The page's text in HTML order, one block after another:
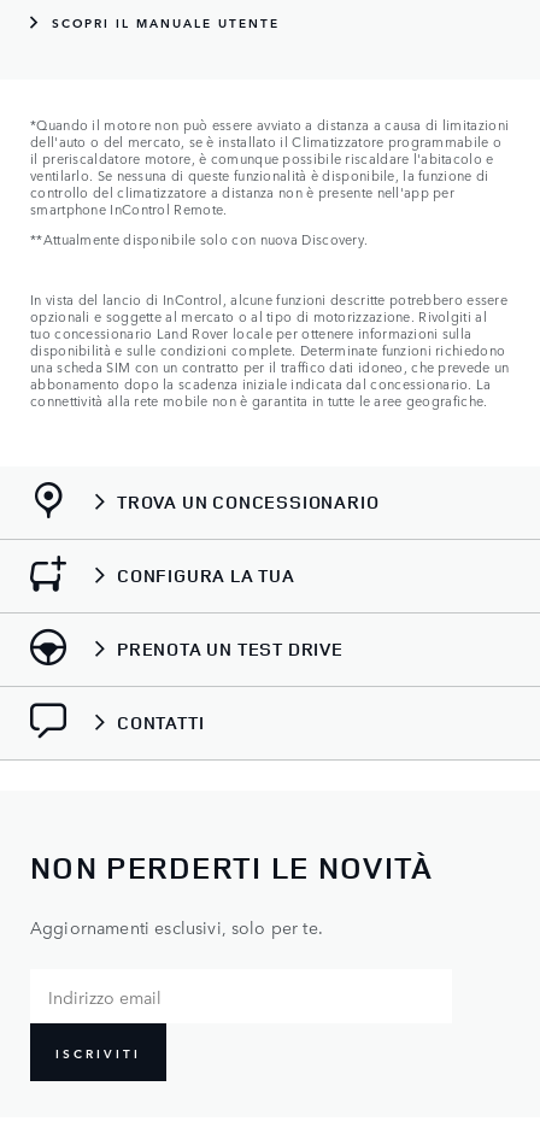
SCOPRI IL MANUALE UTENTE
*Quando il motore non può essere avviato a distanza a causa di limitazioni
dell'auto o del mercato, se è installato il Climatizzatore programmabile o
il preriscaldatore motore, è comunque possibile riscaldare l'abitacolo e
ventilarlo. Se nessuna di queste funzionalità è disponibile, la funzione di
controllo del climatizzatore a distanza non è presente nell'app per
smartphone InControl Remote.
**Attualmente disponibile solo con nuova Discovery.
In vista del lancio di InControl, alcune funzioni descritte potrebbero essere
opzionali e soggette al mercato o al tipo di motorizzazione. Rivolgiti al
tuo concessionario Land Rover locale per ottenere informazioni sulla
disponibilità e sulle condizioni complete. Determinate funzioni richiedono
una scheda SIM con un contratto per il traffico dati idoneo, che prevede un
abbonamento dopo la scadenza iniziale indicata dal concessionario. La
connettività alla rete mobile non è garantita in tutte le aree geografiche.
TROVA UN CONCESSIONARIO
CONFIGURA LA TUA
PRENOTA UN TEST DRIVE
CONTATTI
NON PERDERTI LE NOVITÀ
Aggiornamenti esclusivi, solo per te.
ISCRIVITI